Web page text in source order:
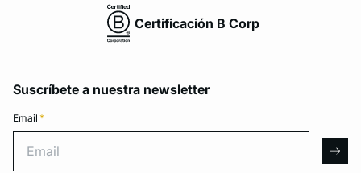
Certificación B Corp
Suscríbete a nuestra newsletter
Email *